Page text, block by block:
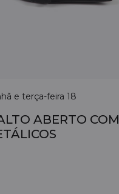
e terça-feira 18
ABERTO COM